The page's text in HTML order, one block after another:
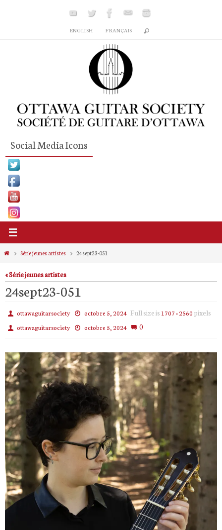
ENGLISH FRANÇAIS
Social Media Icons
HomeSérie jeunes artistes 24sept23-051
« Série jeunes artistes
24sept23-051
ottawaguitarsociety octobre 5, 2024 Full size is 1707 × 2560 pixels
ottawaguitarsociety octobre 5, 2024 0